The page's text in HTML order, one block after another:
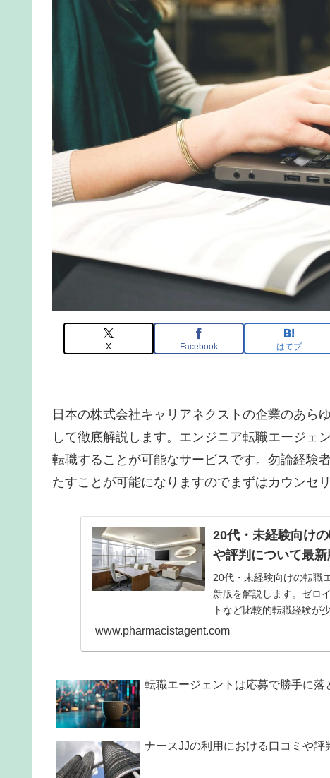
X Facebook はてブ
日本の株式会社キャリアネクストの企業のあら
して徹底解説します。エンジニア転職エージェ
転職することが可能なサービスです。勿論経験
たすことが可能になりますのでまずはカウンセ
20代・未経験向け
や評判について最
20代・未経験向けの転職
新版を解説します。ゼロ
トなど比較的転職経験が
ビス）です。 利用者の人
www.pharmacistagent.com
転職エージェントは応募で勝手に
ナースJJの利用における口コミや評